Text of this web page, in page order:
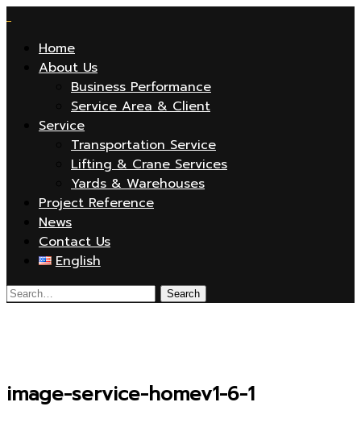
Home
About Us
Business Performance
Service Area & Client
Service
Transportation Service
Lifting & Crane Services
Yards & Warehouses
Project Reference
News
Contact Us
English
image-service-homev1-6-1